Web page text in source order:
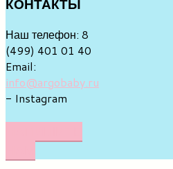
КОНТАКТЫ
Наш телефон: 8
(499) 401 01 40
Email:
info@argobaby.ru
- Instagram